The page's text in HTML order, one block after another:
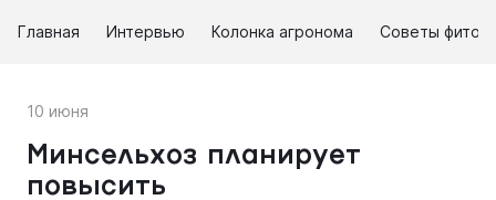
Главная Интервью Колонка агронома Советы
10 июня
Минсельхоз планирует
повысить